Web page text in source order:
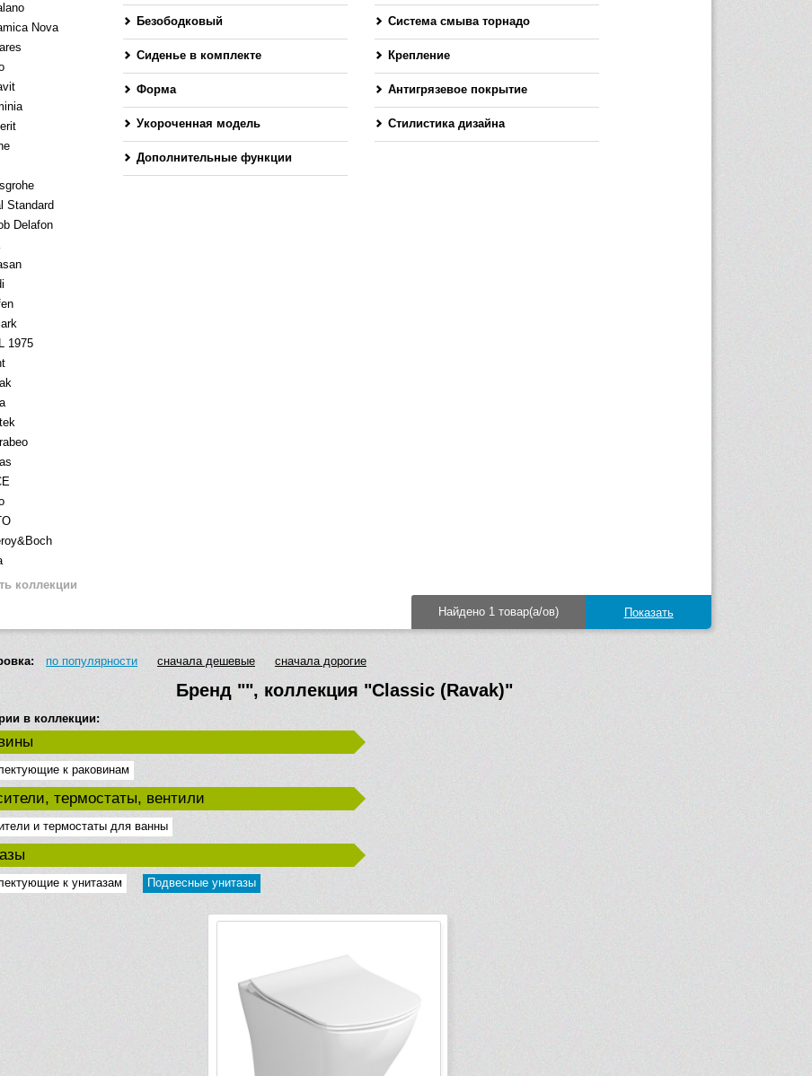
Nova
Standard
Delafon
1975
коллекции
Безободковый Система смыва торнадо
Сиденье в комплекте Крепление
Форма Антигрязевое покрытие
Укороченная модель Стилистика дизайна
Дополнительные функции
Найдено 1 товар(а/ов)
по популярности сначала дешевые сначала дорогие
Бренд "", коллекция "Classic (Ravak)"
в коллекции:
к раковинам
термостаты, вентили
и термостаты для ванны
к унитазам Подвесные унитазы